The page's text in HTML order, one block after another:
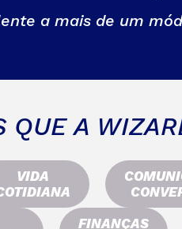
a mais de um
QUE A
VIDA
FINANÇAS